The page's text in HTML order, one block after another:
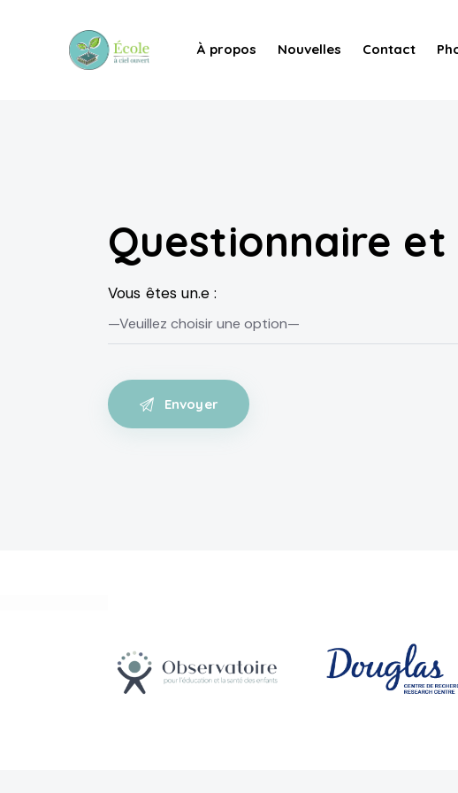
À propos Nouvelles Contact
Questionnaire
Vous êtes un.e :